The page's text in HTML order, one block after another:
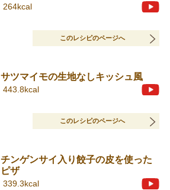
264kcal
このレシピのページへ
サツマイモの生地なしキッシュ風
443.8kcal
このレシピのページへ
チンゲンサイ入り餃子の皮を使った
ピザ
339.3kcal